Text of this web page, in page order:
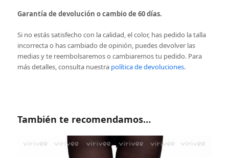
Garantía de devolución o cambio de 60 días.
Si no estás satisfecho con la calidad, el color, has pedido la talla
incorrecta o has cambiado de opinión, puedes devolver las
medias y te reembolsaremos o cambiaremos tu pedido. Para
más detalles, consulta nuestra política de devoluciones.
También te recomendamos…